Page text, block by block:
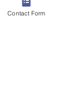
Contact Form